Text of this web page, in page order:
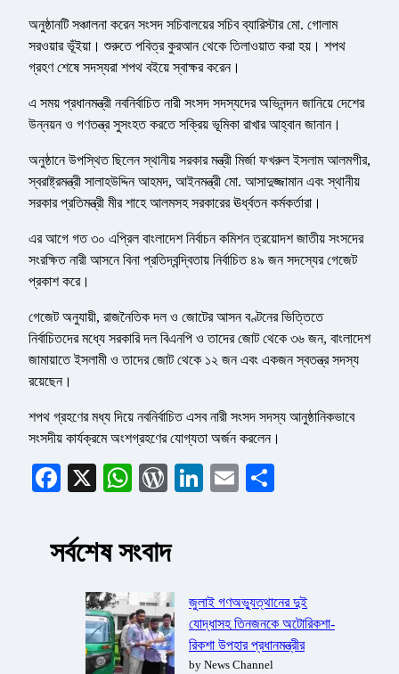
অনুষ্ঠানটি সঞ্চালনা করেন সংসদ সচিবালয়ের সচিব ব্যারিস্টার মো. গোলাম
সরওয়ার ভূঁইয়া। শুরুতে পবিত্র কুরআন থেকে তিলাওয়াত করা হয়। শপথ
গ্রহণ শেষে সদস্যরা শপথ বইয়ে স্বাক্ষর করেন।
এ সময় প্রধানমন্ত্রী নবনির্বাচিত নারী সংসদ সদস্যদের অভিনন্দন জানিয়ে দেশের
উন্নয়ন ও গণতন্ত্র সুসংহত করতে সক্রিয় ভূমিকা রাখার আহ্বান জানান।
অনুষ্ঠানে উপস্থিত ছিলেন স্থানীয় সরকার মন্ত্রী মির্জা ফখরুল ইসলাম আলমগীর,
স্বরাষ্ট্রমন্ত্রী সালাহউদ্দিন আহমদ, আইনমন্ত্রী মো. আসাদুজ্জামান এবং স্থানীয়
সরকার প্রতিমন্ত্রী মীর শাহে আলমসহ সরকারের ঊর্ধ্বতন কর্মকর্তারা।
এর আগে গত ৩০ এপ্রিল বাংলাদেশ নির্বাচন কমিশন ত্রয়োদশ জাতীয় সংসদের
সংরক্ষিত নারী আসনে বিনা প্রতিদ্বন্দ্বিতায় নির্বাচিত ৪৯ জন সদস্যের গেজেট
প্রকাশ করে।
গেজেট অনুযায়ী, রাজনৈতিক দল ও জোটের আসন বণ্টনের ভিত্তিতে
নির্বাচিতদের মধ্যে সরকারি দল বিএনপি ও তাদের জোট থেকে ৩৬ জন, বাংলাদেশ
জামায়াতে ইসলামী ও তাদের জোট থেকে ১২ জন এবং একজন স্বতন্ত্র সদস্য
রয়েছেন।
শপথ গ্রহণের মধ্য দিয়ে নবনির্বাচিত এসব নারী সংসদ সদস্য আনুষ্ঠানিকভাবে
সংসদীয় কার্যক্রমে অংশগ্রহণের যোগ্যতা অর্জন করলেন।
Facebook
X WhatsApp
WordPress
LinkedIn
Email
সর্বশেষ সংবাদ
জুলাই গণঅভ্যুত্থানের দুই
যোদ্ধাসহ তিনজনকে অটোরিকশা-
রিকশা উপহার প্রধানমন্ত্রীর
by News Channel